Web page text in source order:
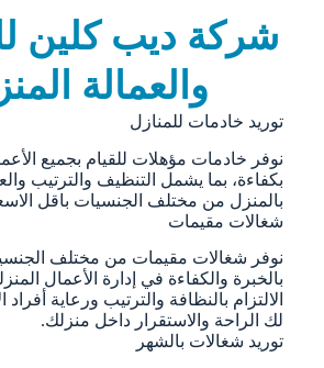
شركة ديب كلين
والعمالة
توريد خادمات للمنازل
نوفر خادمات مؤهلات للقيام بجميع
بكفاءة، بما يشمل التنظيف والترتيب
بالمنزل من مختلف الجنسيات باقل
شغالات مقيمات
نوفر شغالات مقيمات من مختلف
بالخبرة والكفاءة في إدارة الأعمال
الالتزام بالنظافة والترتيب ورعاية
لك الراحة والاستقرار داخل منزلك.
توريد شغالات بالشهر